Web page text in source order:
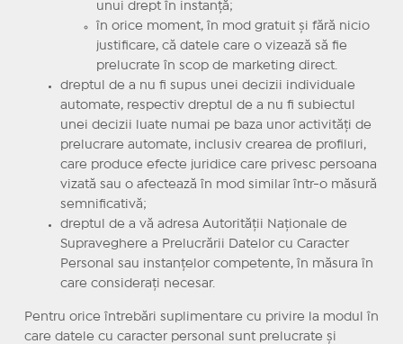
unui drept în instanţă;
în orice moment, în mod gratuit şi fără nicio
justificare, că datele care o vizează să fie
prelucrate în scop de marketing direct.
dreptul de a nu fi supus unei decizii individuale
automate, respectiv dreptul de a nu fi subiectul
unei decizii luate numai pe baza unor activităţi de
prelucrare automate, inclusiv crearea de profiluri,
care produce efecte juridice care privesc persoana
vizată sau o afectează în mod similar într-o măsură
semnificativă;
dreptul de a vă adresa Autorităţii Naţionale de
Supraveghere a Prelucrării Datelor cu Caracter
Personal sau instanţelor competente, în măsura în
care consideraţi necesar.
Pentru orice întrebări suplimentare cu privire la modul în
care datele cu caracter personal sunt prelucrate şi